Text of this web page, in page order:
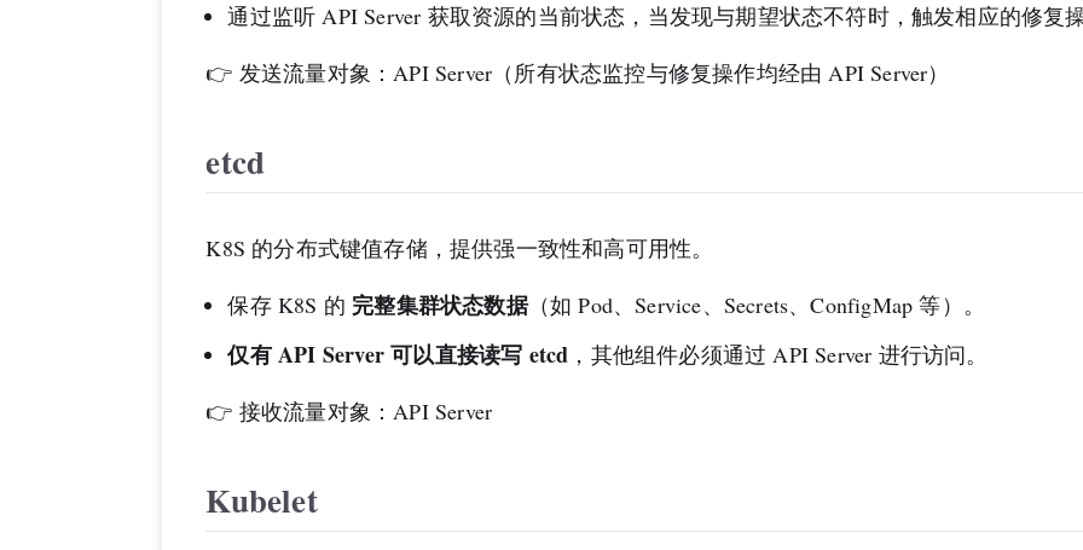
通过监听 API Server 获取资源的当前状态，当发现与期望状态不符时，触发相应的修复
👉 发送流量对象：API Server（所有状态监控与修复操作均经由 API Server）
etcd
K8S 的分布式键值存储，提供强一致性和高可用性。
保存 K8S 的 完整集群状态数据（如 Pod、Service、Secrets、ConfigMap 等）。
仅有 API Server 可以直接读写 etcd ，其他组件必须通过 API Server 进行访问。
👉 接收流量对象：API Server
Kubelet